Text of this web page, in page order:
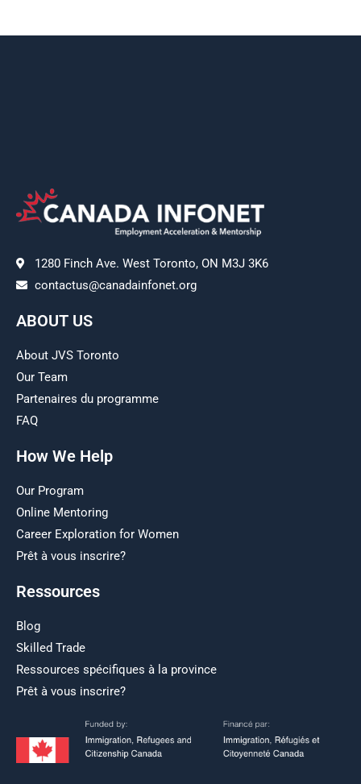
1280 Finch Ave. West Toronto, ON M3J 3K6
contactus@canadainfonet.org
ABOUT US
About JVS Toronto
Our Team
Partenaires du programme
FAQ
How We Help
Our Program
Online Mentoring
Career Exploration for Women
Prêt à vous inscrire?
Ressources
Blog
Skilled Trade
Ressources spécifiques à la province
Prêt à vous inscrire?